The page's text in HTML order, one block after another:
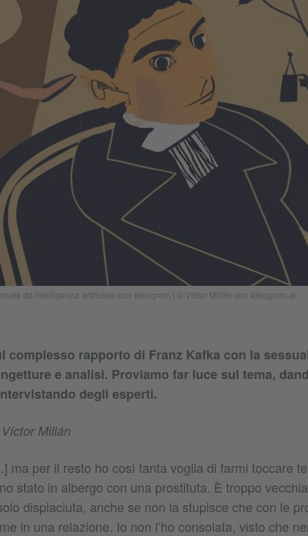
da intelligenza artificiale con Ideogram | © Víctor Millán con Ideogram.ai
complesso rapporto di Franz Kafka con la
e analisi. Proviamo far luce sul tema,
degli esperti.
Millán
ma per il resto ho così tanta voglia di farmi toccare
stato in albergo con una prostituta. È troppo
dispiaciuta, anche se non la stupisce che con le
in una relazione. Io non l’ho consolata, visto che